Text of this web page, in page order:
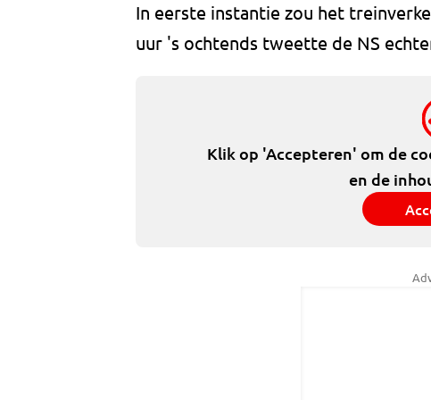
In eerste instantie zou het
uur 's ochtends tweette de NS
Klik op 'Accepteren' om de
en de